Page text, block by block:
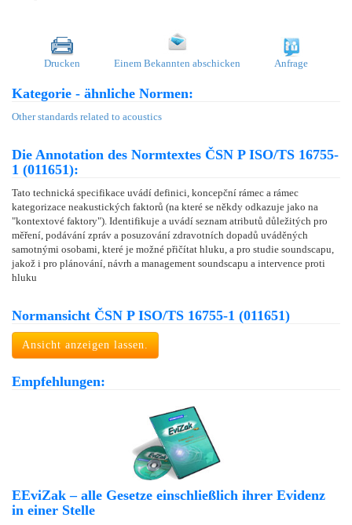
Drucken Einem Bekannten abschicken Anfrage
Kategorie - ähnliche Normen:
Other standards related to acoustics
Die Annotation des Normtextes ČSN P ISO/TS 16755-
1 (011651):
Tato technická specifikace uvádí definici, koncepční rámec a rámec
kategorizace neakustických faktorů (na které se někdy odkazuje jako na
"kontextové faktory"). Identifikuje a uvádí seznam atributů důležitých pro
měření, podávání zpráv a posuzování zdravotních dopadů uváděných
samotnými osobami, které je možné přičítat hluku, a pro studie soundscapu,
jakož i pro plánování, návrh a management soundscapu a intervence proti
hluku
Normansicht ČSN P ISO/TS 16755-1 (011651)
Ansicht anzeigen lassen.
Empfehlungen:
EEviZak – alle Gesetze einschließlich ihrer Evidenz
in einer Stelle